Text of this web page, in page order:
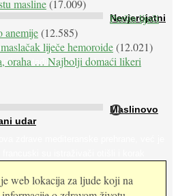
Nevjerojatni
uz srce, oči i živce, od kojih pati
stadiju bolesti, jabuke ...
Maslinovo
udar
zdrave mediteranske prehrane, već je
masline(17.009)
Peršin liječi
anemije(12.585)
liječe hemoroide(12.021)
oraha … Najbolji domaći likeri
O
je web lokacija za ljude koji na